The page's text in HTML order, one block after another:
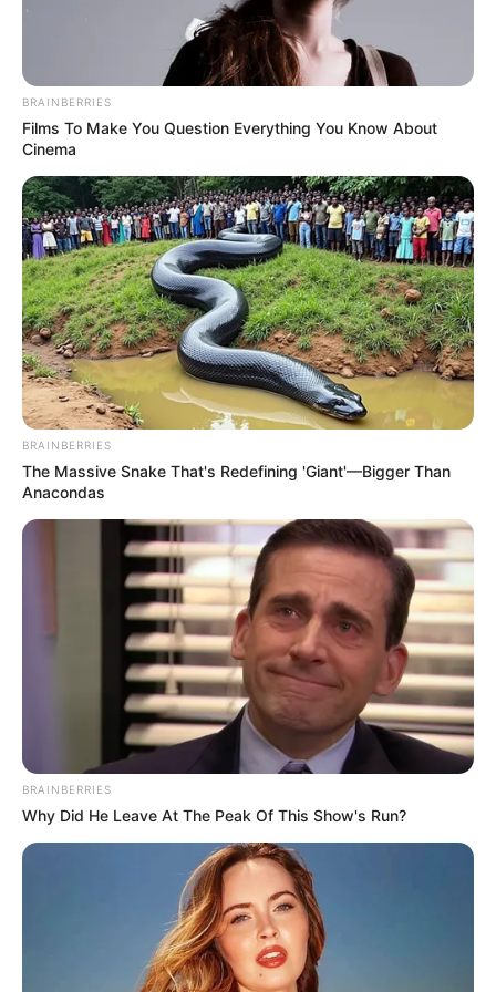
****************************************************
Reestruturação no Saúde da Família prevê avaliação
Ministra da Sáude, Nísia Trindade durante coletiva de
imprensa. —Foto/Reprodução/Joédson Alves/Agência Brasil
Publicado no JASB em 11 .abril.2024. Atualizado em 14 .abril
Saúde, Nísia Trindade concedeu coletiva de imprensa para
detalhar as ações para a reconstrução da Estratégia Saúde da
BRAINBERRIES
Films To Make You Question Everything You Know About
Cinema
BRAINBERRIES
The Massive Snake That's Redefining 'Giant'—Bigger Than
Anacondas
BRAINBERRIES
Why Did He Leave At The Peak Of This Show's Run?